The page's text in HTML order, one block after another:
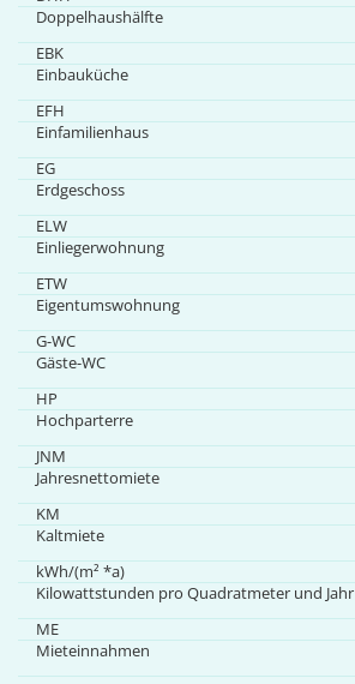
Doppelhaushälfte
EBK
Einbauküche
EFH
Einfamilienhaus
EG
Erdgeschoss
ELW
Einliegerwohnung
ETW
Eigentumswohnung
G-WC
Gäste-WC
HP
Hochparterre
JNM
Jahresnettomiete
KM
Kaltmiete
kWh/(m² *a)
Kilowattstunden pro Quadratmeter und Jahr
ME
Mieteinnahmen